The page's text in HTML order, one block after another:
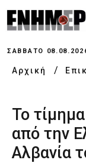
ΣΆΒΒΑΤΟ
Αρχική
Το
από την
Αλβανία